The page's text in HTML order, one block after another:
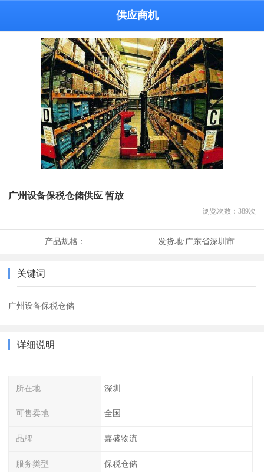
供应商机
广州设备保税仓储供应 暂放
浏览次数： 389次
产品规格： 发货地:广东省深圳市
关键词
广州设备保税仓储
详细说明
所在地 深圳
可售卖地 全国
品牌 嘉盛物流
服务类型 保税仓储